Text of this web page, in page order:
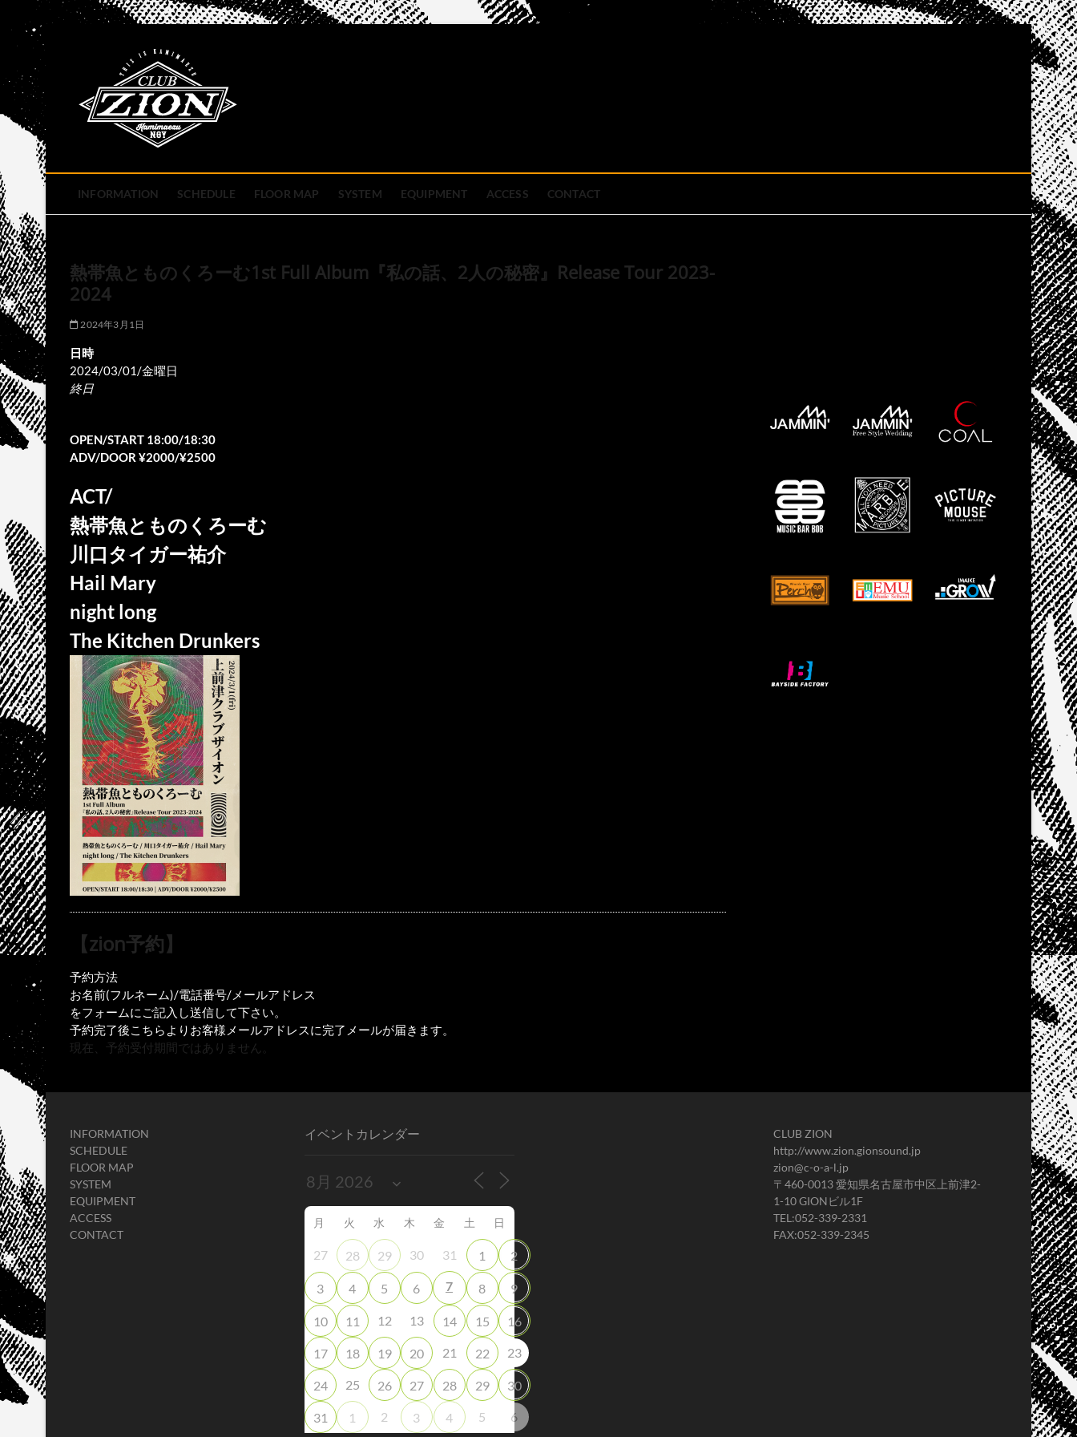
content
INFORMATION SCHEDULE FLOOR MAP SYSTEM EQUIPMENT ACCESS CONTACT
熱帯魚とものくろーむ1st Full Album『私の話、2人の秘密』Release Tour 2023-
2024
2024年3月1日
日時
2024/03/01/金曜日
終日
OPEN/START 18:00/18:30
ADV/DOOR ¥2000/¥2500
ACT/
熱帯魚とものくろーむ
川口タイガー祐介
Hail Mary
night long
The Kitchen Drunkers
【zion予約】
予約方法
お名前(フルネーム)/電話番号/メールアドレス
をフォームにご記入し送信して下さい。
予約完了後こちらよりお客様メールアドレスに完了メールが届きます。
現在、予約受付期間ではありません。
INFORMATION
SCHEDULE
FLOOR MAP
SYSTEM
EQUIPMENT
ACCESS
CONTACT
イベントカレンダー
月 火 水 木 金 土 日
27 28 29 30 31 1 2
3 4 5 6 7 8 9
10 11 12 13 14 15 16
17 18 19 20 21 22 23
24 25 26 27 28 29 30
31 1 2 3 4 5 6
CLUB ZION
http://www.zion.gionsound.jp
zion@c-o-a-l.jp
〒460-0013 愛知県名古屋市中区上前津2-
1-10 GIONビル1F
TEL:052-339-2331
FAX:052-339-2345